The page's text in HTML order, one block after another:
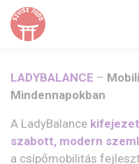
LADYBALANCE –
Mindennapokban
A LadyBalance
szabott, modern
a csípőmobilitás